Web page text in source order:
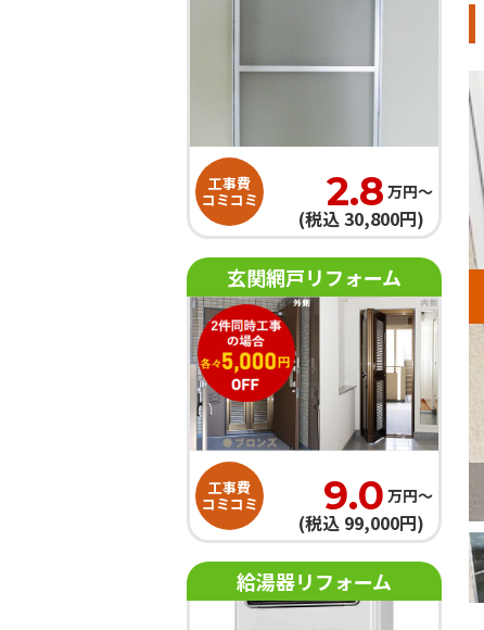
工事費
コミコミ 2.8 万円〜
(税込 30,800円)
玄関網戸リフォーム
工事費
コミコミ 9.0 万円〜
(税込 99,000円)
給湯器リフォーム